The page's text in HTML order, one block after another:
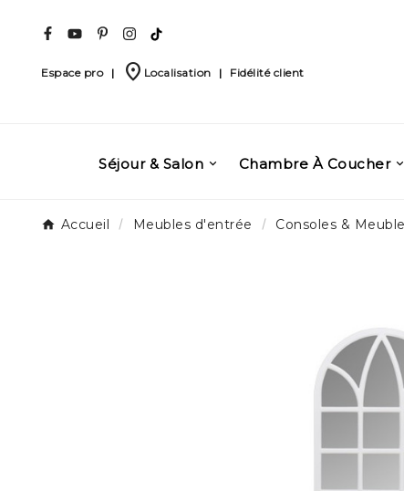
Espace pro | place Localisation | Fidélité client
Séjour & Salon Chambre À Coucher
Accueil Meubles d'entrée Consoles &